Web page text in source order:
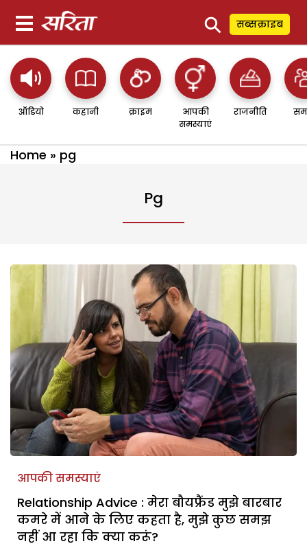
⚲ सब्सक्राइब
ऑडियो कहानी क्राइम
आपकी
समस्याएं
राजनीति
Home » pg
Pg
आपकी समस्याएं
Relationship Advice : मेरा बौयफ्रैंड मुझे बारबार
कमरे में आने के लिए कहता है, मुझे कुछ समझ
नहीं आ रहा कि क्या करूं?